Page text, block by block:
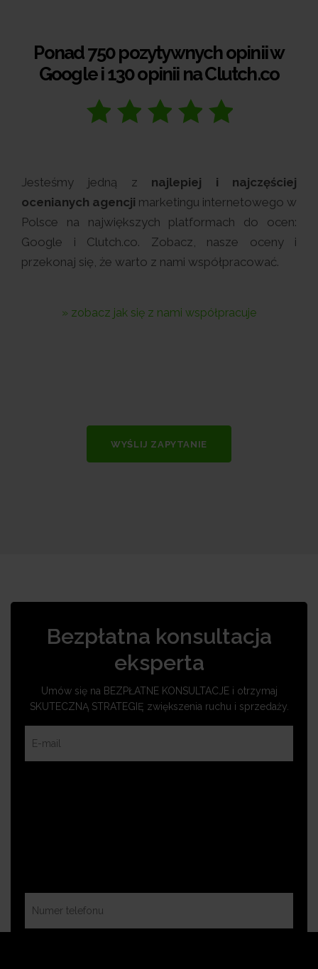
Ponad 750 pozytywnych opinii w
Google i 130 opinii na Clutch.co
Jesteśmy jedną z najlepiej i najczęściej
ocenianych agencji marketingu internetowego w
Polsce na największych platformach do ocen:
Google i Clutch.co. Zobacz, nasze oceny i
przekonaj się, że warto z nami współpracować.
» zobacz jak się z nami współpracuje
WYŚLIJ ZAPYTANIE
Bezpłatna konsultacja
eksperta
Umów się na BEZPŁATNE KONSULTACJE i otrzymaj
SKUTECZNĄ STRATEGIĘ zwiększenia ruchu i sprzedaży.